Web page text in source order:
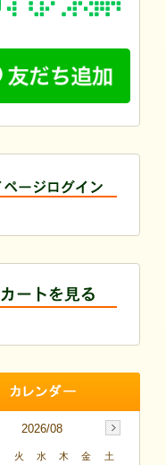
2026/08
火 水 木 金
土